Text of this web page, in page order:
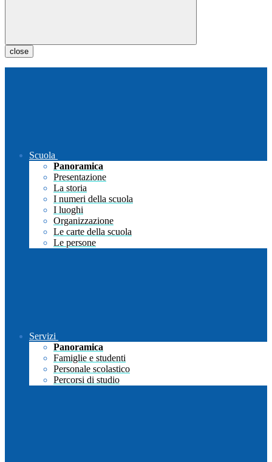
close
Scuola
Panoramica
Presentazione
La storia
I numeri della scuola
I luoghi
Organizzazione
Le carte della scuola
Le persone
Servizi
Panoramica
Famiglie e studenti
Personale scolastico
Percorsi di studio